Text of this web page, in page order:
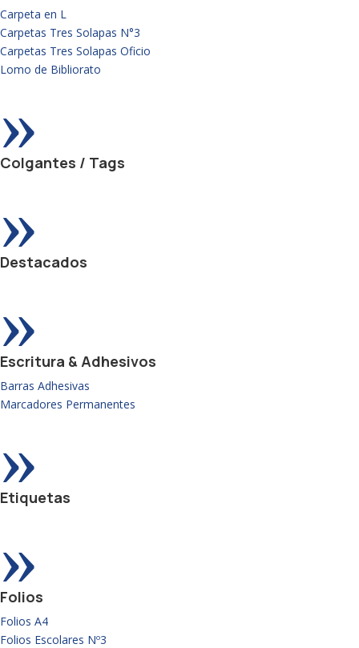
Carpeta en L
Carpetas Tres Solapas N°3
Carpetas Tres Solapas Oficio
Lomo de Bibliorato
»
Colgantes / Tags
»
Destacados
»
Escritura & Adhesivos
Barras Adhesivas
Marcadores Permanentes
»
Etiquetas
»
Folios
Folios A4
Folios Escolares Nº3